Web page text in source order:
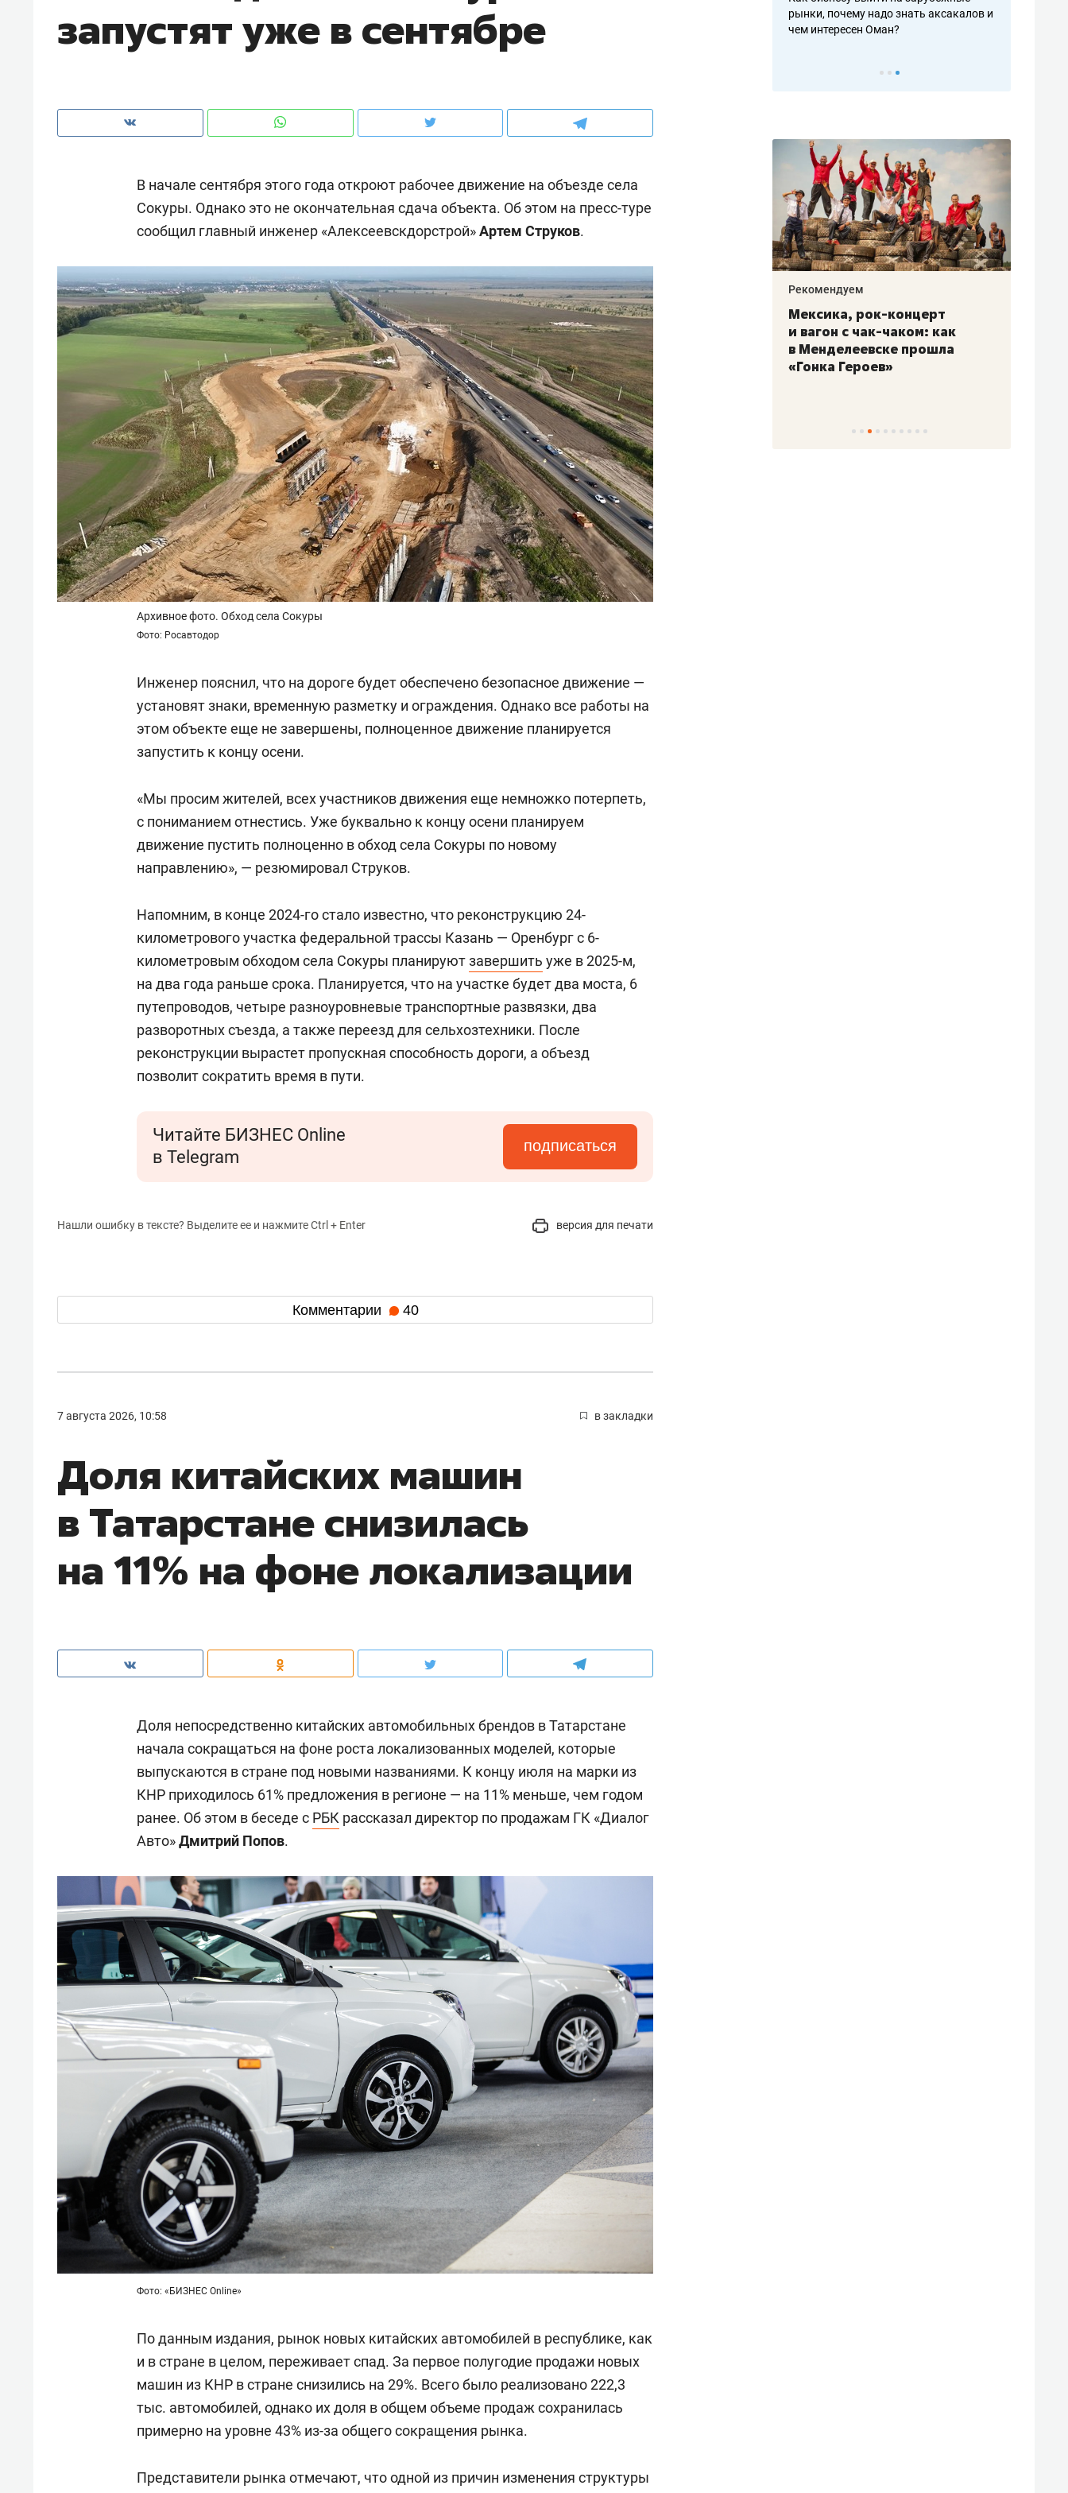
запустят уже в сентябре
В начале сентября этого года откроют рабочее движение на объезде села
Сокуры. Однако это не окончательная сдача объекта. Об этом на пресс-туре
сообщил главный инженер «Алексеевскдорстрой»Артем Струков.
Архивное фото. Обход села Сокуры
Фото: Росавтодор
Инженер пояснил, что на дороге будет обеспечено безопасное движение —
установят знаки, временную разметку и ограждения. Однако все работы на
этом объекте еще не завершены, полноценное движение планируется
запустить к концу осени.
«Мы просим жителей, всех участников движения еще немножко потерпеть,
с пониманием отнестись. Уже буквально к концу осени планируем
движение пустить полноценно в обход села Сокуры по новому
направлению», — резюмировал Струков.
Напомним, в конце 2024-го стало известно, что реконструкцию 24-
километрового участка федеральной трассы Казань — Оренбург с 6-
километровым обходом села Сокуры планируютзавершить уже в 2025-м,
на два года раньше срока. Планируется, что на участке будет два моста, 6
путепроводов, четыре разноуровневые транспортные развязки, два
разворотных съезда, а также переезд для сельхозтехники. После
реконструкции вырастет пропускная способность дороги, а объезд
позволит сократить время в пути.
Читайте БИЗНЕС Online
в Telegram
подписаться
Нашли ошибку в тексте? Выделите ее и нажмите Ctrl + Enter версия для печати
Комментарии 40
7 августа 2026, 10:58 в закладки
Доля китайских машин
в Татарстане снизилась
на 11% на фоне локализации
Доля непосредственно китайских автомобильных брендов в Татарстане
начала сокращаться на фоне роста локализованных моделей, которые
выпускаются в стране под новыми названиями. К концу июля на марки из
КНР приходилось 61% предложения в регионе — на 11% меньше, чем годом
ранее. Об этом в беседе с РБК рассказал директор по продажам ГК «Диалог
Авто»Дмитрий Попов.
Фото: «БИЗНЕС Online»
По данным издания, рынок новых китайских автомобилей в республике, как
и в стране в целом, переживает спад. За первое полугодие продажи новых
машин из КНР в стране снизились на 29%. Всего было реализовано 222,3
тыс. автомобилей, однако их доля в общем объеме продаж сохранилась
примерно на уровне 43% из-за общего сокращения рынка.
Представители рынка отмечают, что одной из причин изменения структуры
чем интересен Оман?
о трехкратном росте цен, дотошных
клиентах и чудных запросах мастеров
рынки, почему надо знать аксакалов и
чем интересен Оман?
Рекомендуем
Как ГК «МИР ГРУПП» и ВТБ
создают оазис жилого
комфорта под Казанью
Рекомендуем
150 камер до квартиры и Face
ID вместо ключа: какой будет
безопасность в ЖК «Нова»
Рекомендуем
Опыт выживания в дикой
природе, работа
с ментальным и физическим
состоянием как основа
антихрупких команд
Рекомендуем
Мексика, рок-концерт
и вагон с чак-чаком: как
в Менделеевске прошла
«Гонка Героев»